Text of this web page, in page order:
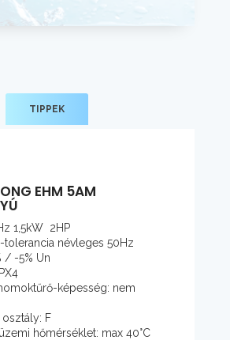
TIPPEK
EHM 5AM
1,5kW 2HP
tolerancia névleges 50Hz
/ -5% Un
képesség: nem
F
hőmérséklet: max 40°C